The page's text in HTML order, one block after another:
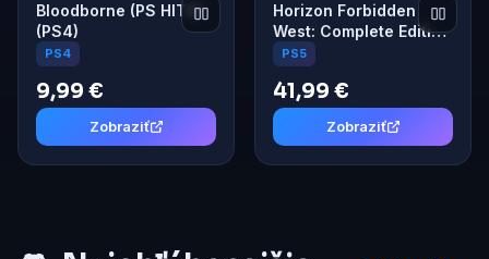
Bloodborne (PS HITS)
(PS4)
PS4
9,99 €
Zobraziť
Horizon Forbidden
West: Complete Edition
(PS5)
PS5
41,99 €
Zobraziť